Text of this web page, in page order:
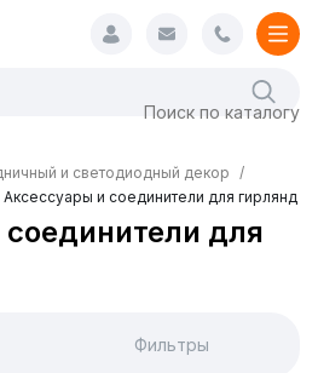
и светодиодный декор
Аксессуары и соединители для гирлянд
для
Фильтры